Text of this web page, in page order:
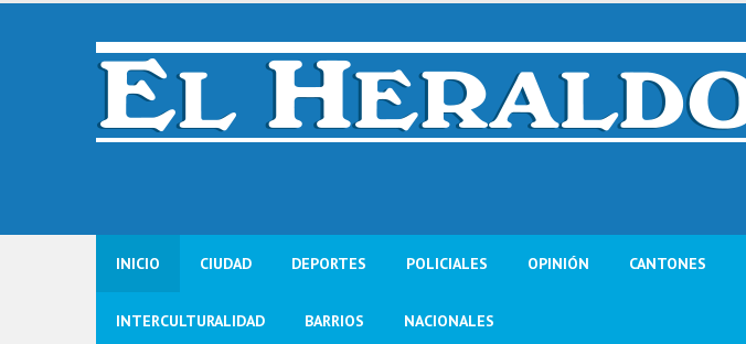
Skip
INICIO CIUDAD DEPORTES POLICIALES OPINIÓN CANTONES
INTERCULTURALIDAD BARRIOS NACIONALES